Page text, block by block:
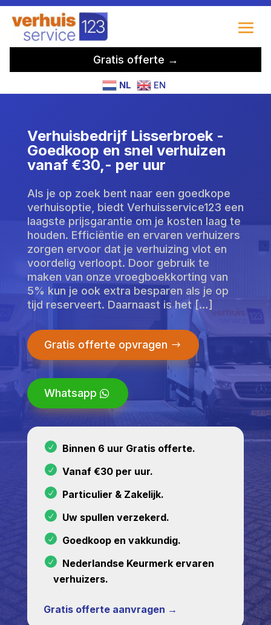
Gratis offerte →
NL EN
Verhuisbedrijf Lisserbroek -
Goedkoop en snel verhuizen
vanaf €30,- per uur
Als je op zoek bent naar een goedkope
verhuisoptie, biedt Verhuisservice123 een
laagste prijsgarantie om je kosten laag te
houden. Efficiëntie en ervaren verhuizers
zorgen ervoor dat je verhuizing vlot en
voordelig verloopt. Door gebruik te
maken van onze vroegboekkorting van
5% kun je ook extra besparen als je op
tijd reserveert. Daarnaast is het […]
Gratis offerte opvragen
Whatsapp
Binnen 6 uur Gratis offerte.
Vanaf €30 per uur.
Particulier & Zakelijk.
Uw spullen verzekerd.
Goedkoop en vakkundig.
Nederlandse Keurmerk ervaren
verhuizers.
Gratis offerte aanvragen →